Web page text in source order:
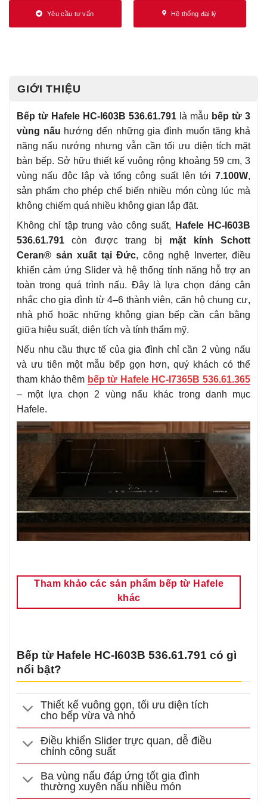
Yêu cầu tư vấn Hệ thống đại lý
GIỚI THIỆU
Bếp từ Hafele HC-I603B 536.61.791 là mẫu bếp từ 3
vùng nấu hướng đến những gia đình muốn tăng khả
năng nấu nướng nhưng vẫn cần tối ưu diện tích mặt
bàn bếp. Sở hữu thiết kế vuông rộng khoảng 59 cm, 3
vùng nấu độc lập và tổng công suất lên tới 7.100W,
sản phẩm cho phép chế biến nhiều món cùng lúc mà
không chiếm quá nhiều không gian lắp đặt.
Không chỉ tập trung vào công suất,
Hafele HC-I603B
536.61.791 còn được trang bị mặt kính Schott
Ceran® sản xuất tại Đức, công nghệ Inverter, điều
khiển cảm ứng Slider và hệ thống tính năng hỗ trợ an
toàn trong quá trình nấu. Đây là lựa chọn đáng cân
nhắc cho gia đình từ 4–6 thành viên, căn hộ chung cư,
nhà phố hoặc những không gian bếp cần cân bằng
giữa hiệu suất, diện tích và tính thẩm mỹ.
Nếu nhu cầu thực tế của gia đình chỉ cần 2 vùng nấu
và ưu tiên một mẫu bếp gọn hơn, quý khách có thể
tham khảo thêm bếp từ Hafele HC-I7365B 536.61.365
– một lựa chọn 2 vùng nấu khác trong danh mục
Hafele.
Tham khảo các sản phẩm bếp từ Hafele
khác
Bếp từ Hafele HC-I603B 536.61.791 có gì
nổi bật?
Thiết kế vuông gọn, tối ưu diện tích
cho bếp vừa và nhỏ
Điều khiển Slider trực quan, dễ điều
chỉnh công suất
Ba vùng nấu đáp ứng tốt gia đình
thường xuyên nấu nhiều món